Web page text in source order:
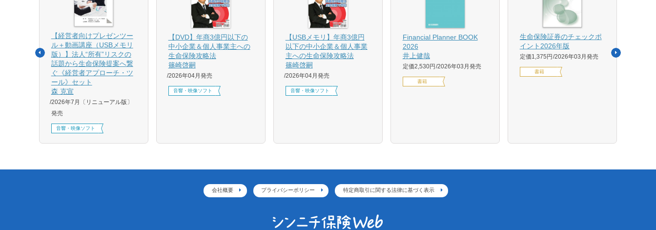
【経営者向けプレゼンツー
ル＋動画講座（USBメモリ
版）】法人“所有”リスクの
話題から生命保険提案へ繋
ぐ《経営者アプローチ・ツ
ール》セット
森 克宣
2026年7月〔リニューアル版〕
発売
音響・映像ソフト
【DVD】年商3億円以下の
中小企業＆個人事業主への
生命保険攻略法
篠崎啓嗣
2026年04月発売
音響・映像ソフト
【USBメモリ】年商3億円
以下の中小企業＆個人事業
主への生命保険攻略法
篠崎啓嗣
2026年04月発売
音響・映像ソフト
Financial Planner BOOK
2026
井上健哉
定価2,530円 2026年03月発売
書籍
生命保険証券のチェックポ
イント2026年版
定価1,375円 2026年03月発売
書籍
会社概要 プライバシーポリシー 特定商取引に関する法律に基づく表示